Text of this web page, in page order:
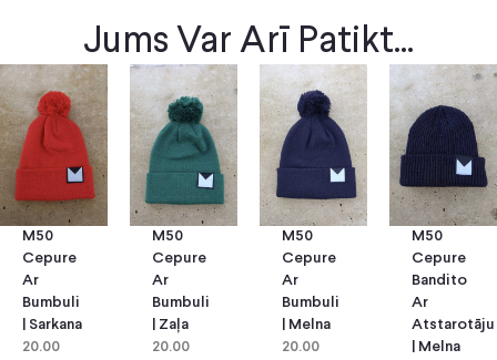
Jums Var Arī Patikt...
M50
Cepure
Ar
Bumbuli
| Sarkana
20.00
M50
Cepure
Ar
Bumbuli
| Zaļa
20.00
M50
Cepure
Ar
Bumbuli
| Melna
20.00
M50
Cepure
Bandito
Ar
Atstarotāju
| Melna